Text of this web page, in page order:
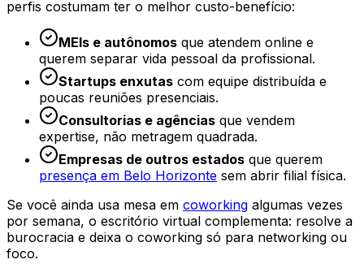
perfis costumam ter o melhor custo-benefício:
MEIs e autônomos que atendem online e
querem separar vida pessoal da profissional.
Startups enxutas com equipe distribuída e
poucas reuniões presenciais.
Consultorias e agências que vendem
expertise, não metragem quadrada.
Empresas de outros estados que querem
presença em Belo Horizonte sem abrir filial física.
Se você ainda usa mesa em coworking algumas vezes
por semana, o escritório virtual complementa: resolve a
burocracia e deixa o coworking só para networking ou
foco.